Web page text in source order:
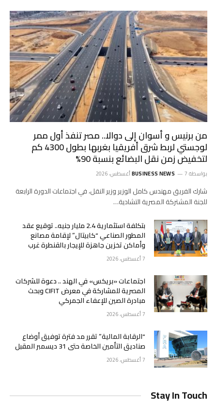
من برنيس و أسوان إلى دوالا.. مصر تنفذ أول ممر
لوجستي لربط شرق أفريقيا بغربها بطول 4300 كم
لتخفيض زمن نقل البضائع بنسبة 90%
بواسطة BUSINESS NEWS 7 أغسطس، 2026
شارك الفريق مهندس كامل الوزير وزير النقل، في اجتماعات الدورة الرابعة
للجنة المشتركة المصرية التشادية…
بتكلفة استثمارية 2.4 مليار جنيه.. توقيع عقد
المطور الصناعي “كابيتال” لإقامة مصانع
وأماكن تخزين جاهزة للإيجار بالقنطرة غرب
7 أغسطس، 2026
اجتماعات «بريكس» في الهند .. دعوة للشركات
المصرية للمشاركة في معرض CIFIT وبحث
مبادرة الصين للإعفاء الجمركي
7 أغسطس، 2026
“الرقابة المالية” تقرر مد فترة توفيق أوضاع
صناديق التأمين الخاصة حتى 31 ديسمبر المقبل
7 أغسطس، 2026
Stay In Touch